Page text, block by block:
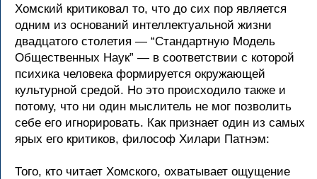
Хомский критиковал то, что до сих пор является
одним из оснований интеллектуальной жизни
двадцатого столетия — “Стандартную Модель
Общественных Наук” — в соответствии с которой
психика человека формируется окружающей
культурной средой. Но это происходило также и
потому, что ни один мыслитель не мог позволить
себе его игнорировать. Как признает один из самых
ярых его критиков, философ Хилари Патнэм:
Того, кто читает Хомского, охватывает ощущение